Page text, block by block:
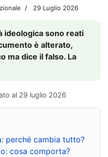
29 Luglio 2026
ideologica sono reati
è alterato,
ma dice il falso. La
al 29 luglio 2026
perché cambia tutto?
cosa comporta?